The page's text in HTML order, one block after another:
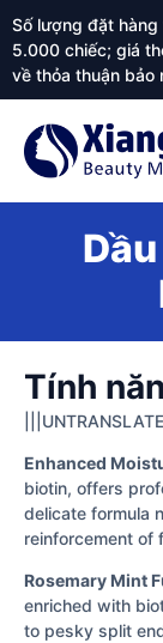
Số lượng đặt hàng
5.000 chiếc; giá
về thỏa thuận bảo
Tính
Enhanced
biotin, offers
delicate formula
reinforcement of
Rosemary Mint
enriched with
to pesky split